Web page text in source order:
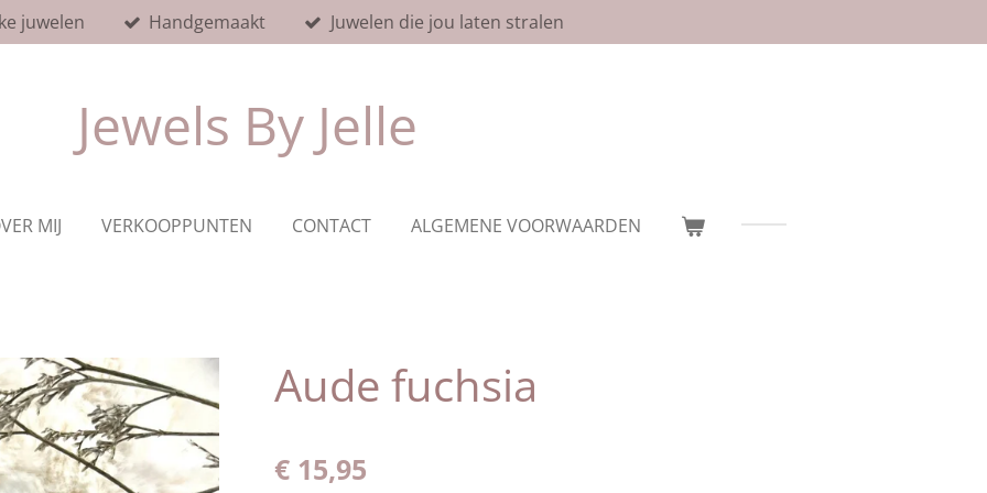
juwelen Handgemaakt Juwelen die jou laten stralen
Jewels By Jelle
MIJ VERKOOPPUNTEN CONTACT ALGEMENE VOORWAARDEN
Aude fuchsia
€ 15,95